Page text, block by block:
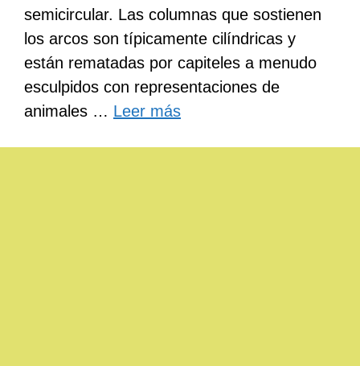
semicircular. Las columnas que sostienen
los arcos son típicamente cilíndricas y
están rematadas por capiteles a menudo
esculpidos con representaciones de
animales … Leer más